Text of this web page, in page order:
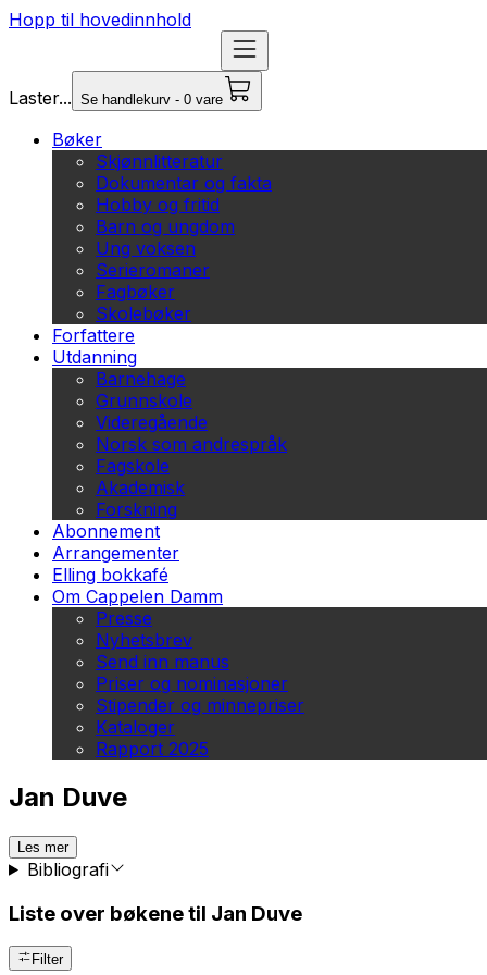
Hopp til hovedinnhold
Laster... Se handlekurv - 0 vare
Bøker
Skjønnlitteratur
Dokumentar og fakta
Hobby og fritid
Barn og ungdom
Ung voksen
Serieromaner
Fagbøker
Skolebøker
Forfattere
Utdanning
Barnehage
Grunnskole
Videregående
Norsk som andrespråk
Fagskole
Akademisk
Forskning
Abonnement
Arrangementer
Elling bokkafé
Om Cappelen Damm
Presse
Nyhetsbrev
Send inn manus
Priser og nominasjoner
Stipender og minnepriser
Kataloger
Rapport 2025
Jan Duve
Les mer
Bibliografi
Liste over bøkene til Jan Duve
Filter